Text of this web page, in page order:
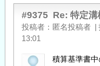
#9375 Re: 特定
投稿者 匿名投稿者
13:01
積算基準書